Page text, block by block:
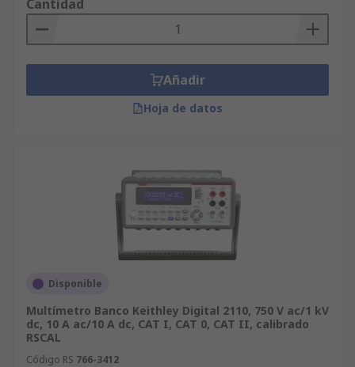
Cantidad
Añadir
Hoja de datos
Disponible
Multímetro Banco Keithley Digital 2110, 750 V ac/1 kV
dc, 10 A ac/10 A dc, CAT I, CAT 0, CAT II, calibrado
RSCAL
Código RS 766-3412